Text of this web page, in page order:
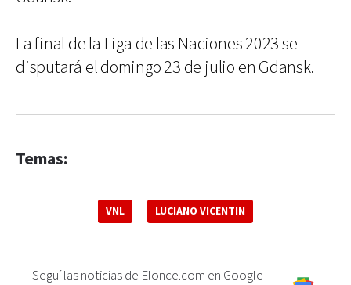
La final de la Liga de las Naciones 2023 se
disputará el domingo 23 de julio en Gdansk.
Temas:
VNL LUCIANO VICENTIN
Seguí las noticias de Elonce.com en Google